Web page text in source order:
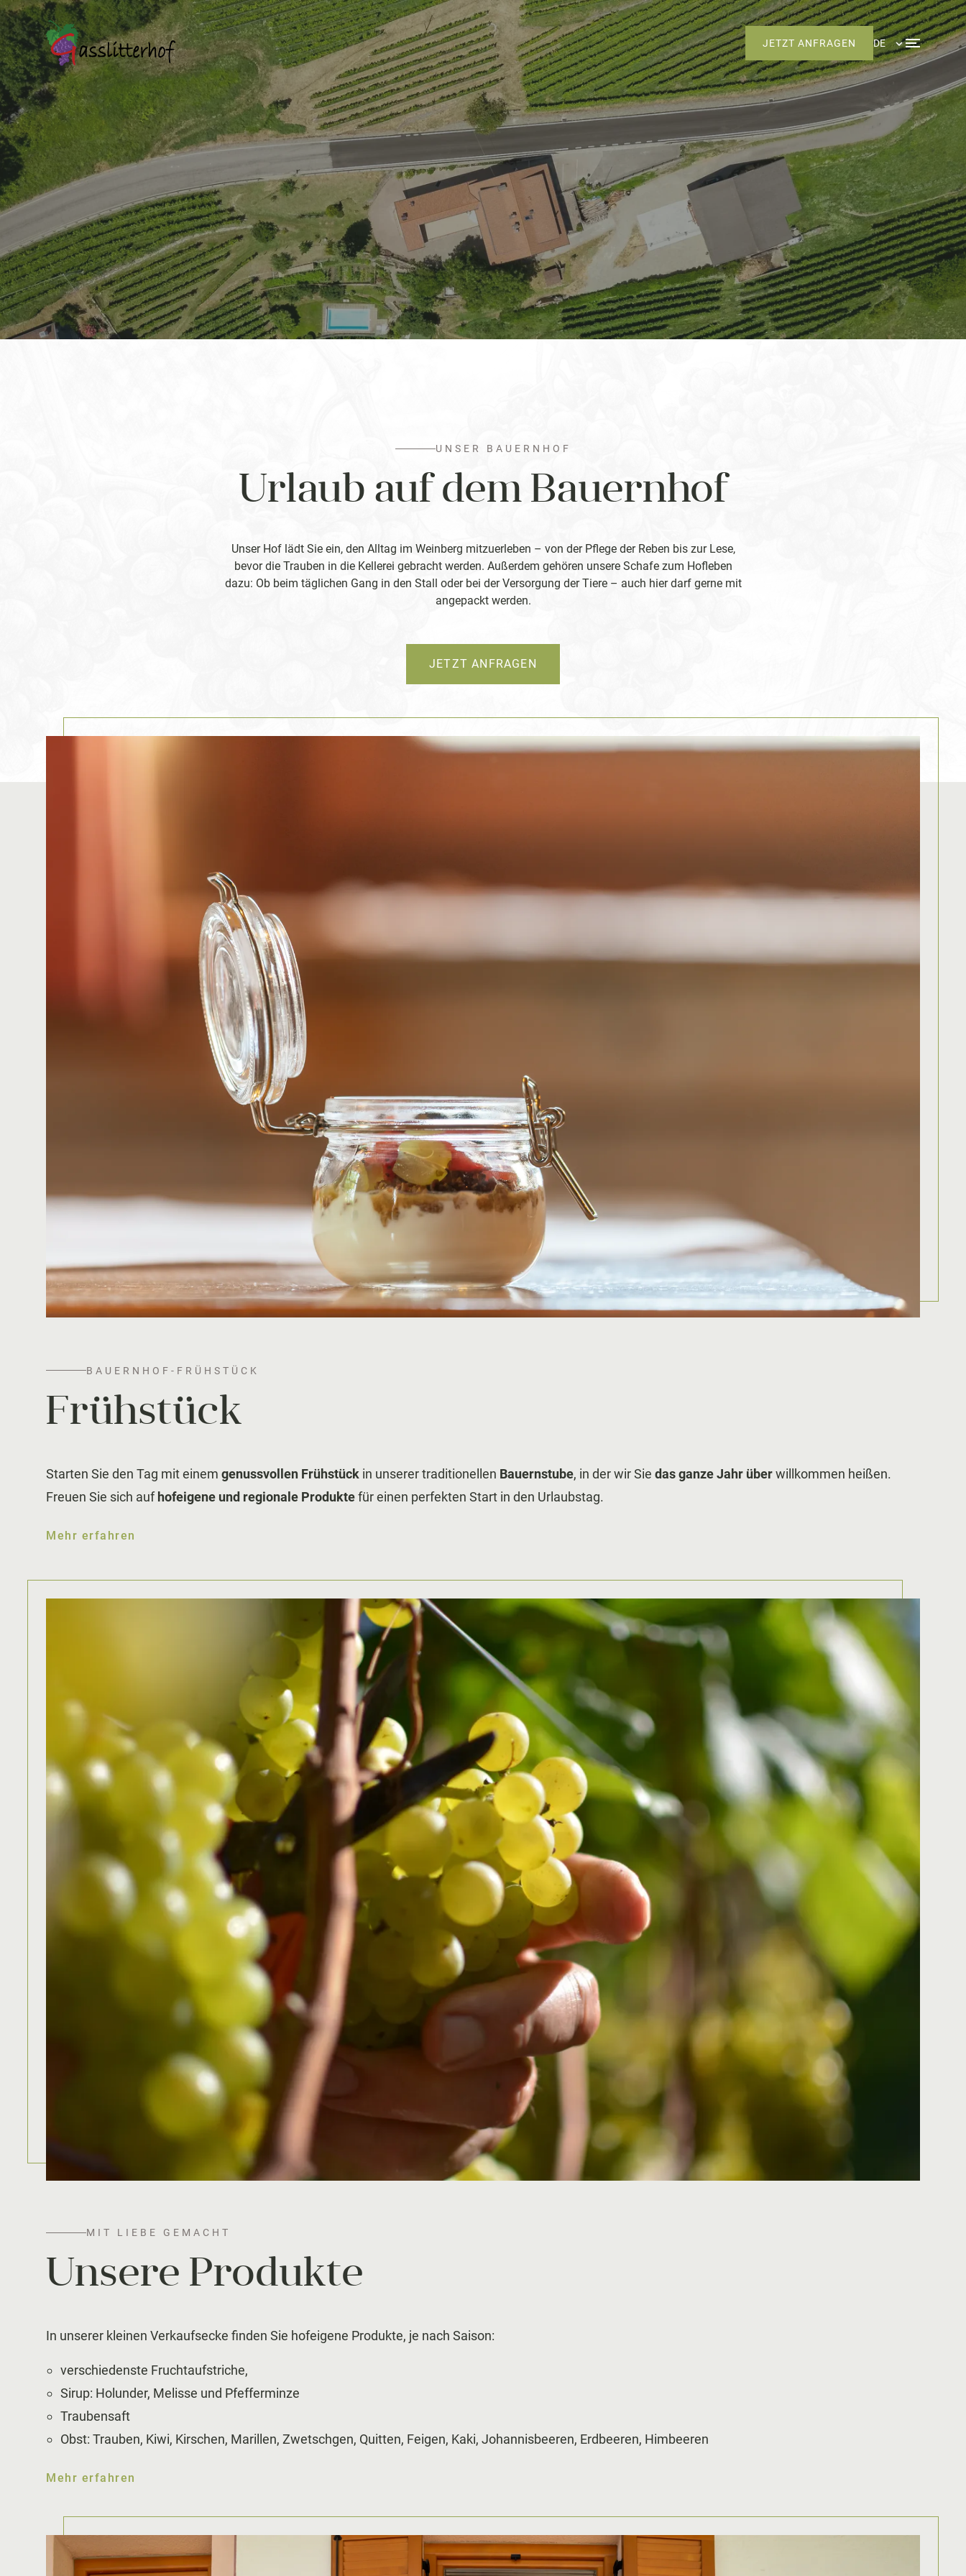
JETZT ANFRAGEN DE
UNSER BAUERNHOF
Urlaub auf dem Bauernhof
Unser Hof lädt Sie ein, den Alltag im Weinberg mitzuerleben – von der Pflege der Reben bis zur Lese,
bevor die Trauben in die Kellerei gebracht werden. Außerdem gehören unsere Schafe zum Hofleben
dazu: Ob beim täglichen Gang in den Stall oder bei der Versorgung der Tiere – auch hier darf gerne mit
angepackt werden.
JETZT ANFRAGEN
BAUERNHOF-FRÜHSTÜCK
Frühstück
Starten Sie den Tag mit einem genussvollen Frühstück in unserer traditionellen Bauernstube, in der wir Sie das ganze Jahr überwillkommen heißen.
Freuen Sie sich aufhofeigene und regionale Produktefür einen perfekten Start in den Urlaubstag.
Mehr erfahren
Mehr erfahren
MIT LIEBE GEMACHT
Unsere Produkte
In unserer kleinen Verkaufsecke finden Sie hofeigene Produkte, je nach Saison:
verschiedenste Fruchtaufstriche,
Sirup: Holunder, Melisse und Pfefferminze
Traubensaft
Obst: Trauben, Kiwi, Kirschen, Marillen, Zwetschgen, Quitten, Feigen, Kaki, Johannisbeeren, Erdbeeren, Himbeeren
Mehr erfahren
Mehr erfahren